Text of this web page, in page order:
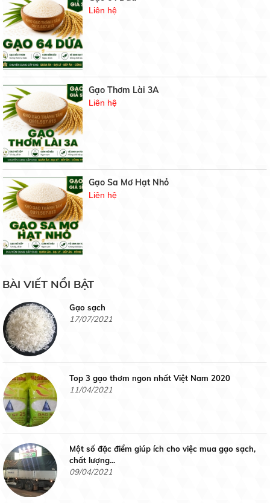
Liên hệ
Gạo Thơm Lài 3A
Liên hệ
Gạo Sa Mơ Hạt Nhỏ
Liên hệ
Liên hệ
Liên hệ
Gạo Nhật
Liên hệ
BÀI VIẾT NỔI BẬT
6 bước bảo quản hoa cúc sau thu hoạch
19/05/2020
3 phương pháp phục hồi cây caphe nhiểm sương
muối
19/05/2020
BẢNG GIÁ GẠO HÔM NAY
21/07/2021
Gạo chuyên dùng cơm chiên
19/07/2021
Gạo sạch
17/07/2021
Top 3 gạo thơm ngon nhất Việt Nam 2020
11/04/2021
Một số đặc điểm giúp ích cho việc mua gạo sạch,
chất lượng...
09/04/2021